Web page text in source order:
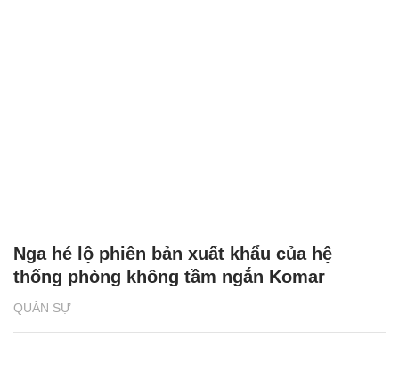
QUÂN SỰ
Nga hé lộ phiên bản xuất khẩu của hệ
thống phòng không tầm ngắn Komar